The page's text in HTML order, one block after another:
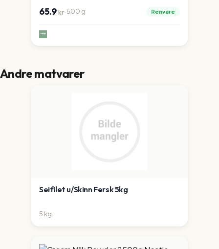
65.9kr·500 g Renvare
Andre matvarer
Seifilet u/Skinn Fersk 5kg
5 kg